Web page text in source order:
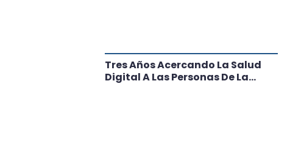
Tres Años Acercando La Salud
Digital A Las Personas De La